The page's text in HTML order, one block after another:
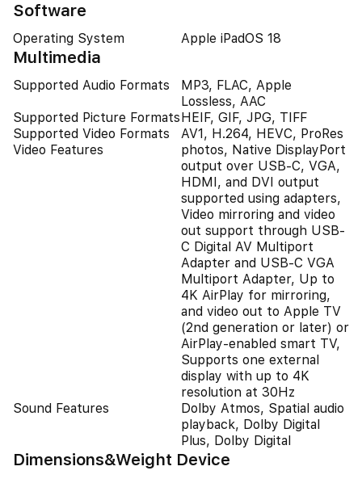
Software
Operating System Apple iPadOS 18
Multimedia
Supported Audio Formats
MP3, FLAC, Apple
Lossless, AAC
Supported Picture FormatsHEIF, GIF, JPG, TIFF
Supported Video Formats
AV1, H.264, HEVC, ProRes
Video Features
photos, Native DisplayPort
output over USB‑C, VGA,
HDMI, and DVI output
supported using adapters,
Video mirroring and video
out support through USB-
C Digital AV Multiport
Adapter and USB-C VGA
Multiport Adapter, Up to
4K AirPlay for mirroring,
and video out to Apple TV
(2nd generation or later) or
AirPlay‑enabled smart TV,
Supports one external
display with up to 4K
resolution at 30Hz
Sound Features
Dolby Atmos, Spatial audio
playback, Dolby Digital
Plus, Dolby Digital
Dimensions&Weight Device